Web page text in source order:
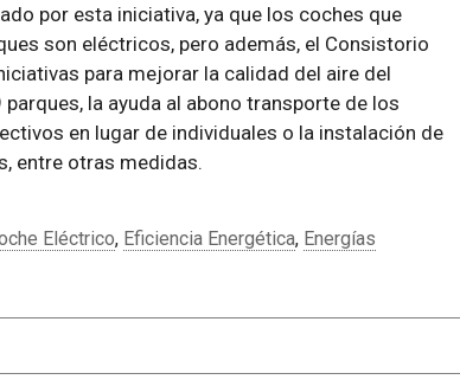
por esta iniciativa, ya que los coches que
son eléctricos, pero además, el Consistorio
para mejorar la calidad del aire del
la ayuda al abono transporte de los
en lugar de individuales o la instalación de
entre otras medidas.
Eléctrico, Eficiencia Energética, Energías